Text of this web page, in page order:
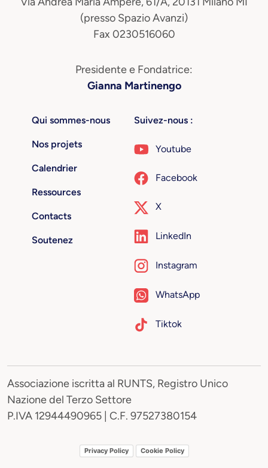
(presso Spazio Avanzi)
Fax 0230516060
Presidente e Fondatrice:
Gianna Martinengo
Qui sommes-nous
Nos projets
Calendrier
Ressources
Contacts
Soutenez
Suivez-nous :
Youtube
Facebook
X
LinkedIn
Instagram
WhatsApp
Tiktok
Associazione iscritta al RUNTS, Registro Unico
Nazione del Terzo Settore
P.IVA 12944490965 | C.F. 97527380154
Privacy Policy Cookie Policy